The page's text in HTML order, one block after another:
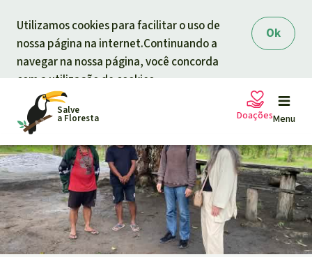
Ok
Utilizamos cookies para facilitar o uso de
nossa página na internet.Continuando a
navegar na nossa página, você concorda
com a utilização de cookies.
Salve
a Floresta Menu
Petições
Projetos
Doações
A sua doação ajuda
Doação geral